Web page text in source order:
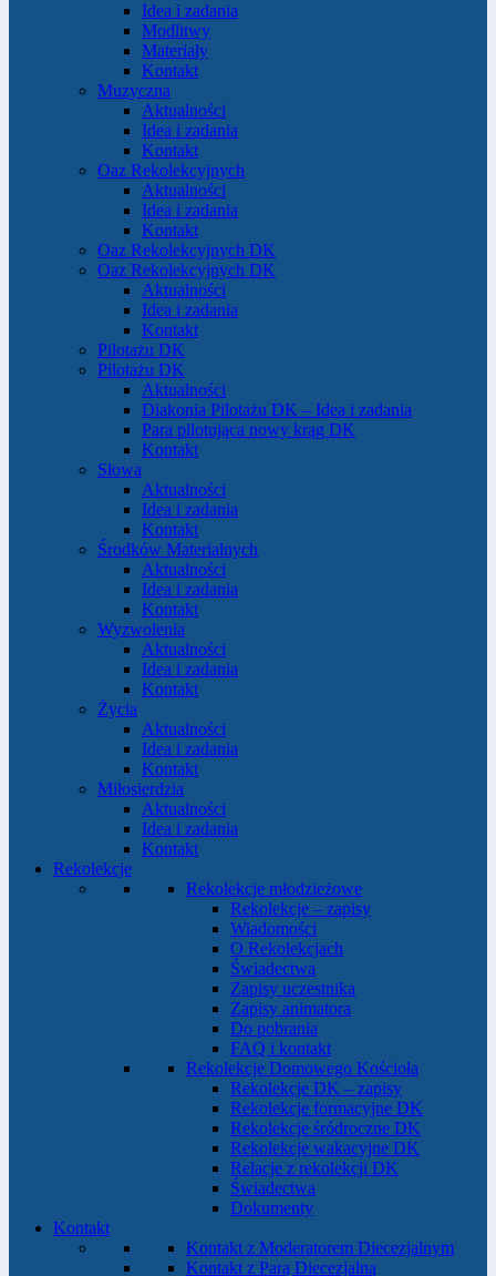
Idea i zadania
Modlitwy
Materiały
Kontakt
Muzyczna
Aktualności
Idea i zadania
Kontakt
Oaz Rekolekcyjnych
Aktualności
Idea i zadania
Kontakt
Oaz Rekolekcyjnych DK
Oaz Rekolekcyjnych DK
Aktualności
Idea i zadania
Kontakt
Pilotażu DK
Pilotażu DK
Aktualności
Diakonia Pilotażu DK – Idea i zadania
Para pilotująca nowy krąg DK
Kontakt
Słowa
Aktualności
Idea i zadania
Kontakt
Środków Materialnych
Aktualności
Idea i zadania
Kontakt
Wyzwolenia
Aktualności
Idea i zadania
Kontakt
Życia
Aktualności
Idea i zadania
Kontakt
Miłosierdzia
Aktualności
Idea i zadania
Kontakt
Rekolekcje
Rekolekcje młodzieżowe
Rekolekcje – zapisy
Wiadomości
O Rekolekcjach
Świadectwa
Zapisy uczestnika
Zapisy animatora
Do pobrania
FAQ i kontakt
Rekolekcje Domowego Kościoła
Rekolekcje DK – zapisy
Rekolekcje formacyjne DK
Rekolekcje śródroczne DK
Rekolekcje wakacyjne DK
Relacje z rekolekcji DK
Świadectwa
Dokumenty
Kontakt
Kontakt z Moderatorem Diecezjalnym
Kontakt z Parą Diecezjalną